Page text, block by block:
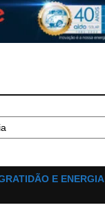
E ENERGIA